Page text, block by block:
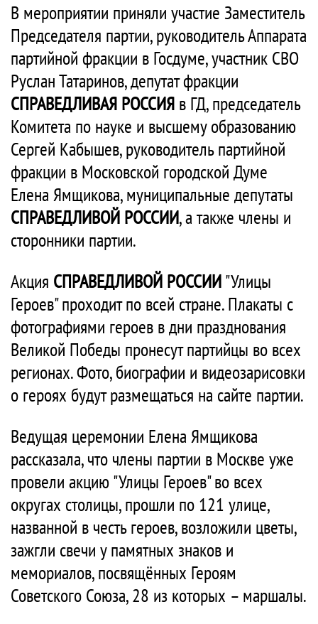
В мероприятии приняли участие Заместитель
Председателя партии, руководитель Аппарата
партийной фракции в Госдуме, участник СВО
Руслан Татаринов, депутат фракции
СПРАВЕДЛИВАЯ РОССИЯ в ГД, председатель
Комитета по науке и высшему образованию
Сергей Кабышев, руководитель партийной
фракции в Московской городской Думе
Елена Ямщикова, муниципальные депутаты
СПРАВЕДЛИВОЙ РОССИИ, а также члены и
сторонники партии.
Акция СПРАВЕДЛИВОЙ РОССИИ"Улицы
Героев" проходит по всей стране. Плакаты с
фотографиями героев в дни празднования
Великой Победы пронесут партийцы во всех
регионах. Фото, биографии и видеозарисовки
о героях будут размещаться на сайте партии.
Ведущая церемонии Елена Ямщикова
рассказала, что члены партии в Москве уже
провели акцию "Улицы Героев" во всех
округах столицы, прошли по 121 улице,
названной в честь героев, возложили цветы,
зажгли свечи у памятных знаков и
мемориалов, посвящённых Героям
Советского Союза, 28 из которых – маршалы.